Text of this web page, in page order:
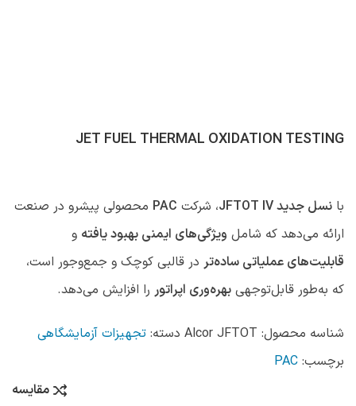
JET FUEL THERMAL OXIDATION TESTING
با نسل جدید JFTOT IV ، شرکت PAC محصولی پیشرو در صنعت
ارائه می‌دهد که شامل ویژگی‌های ایمنی بهبود یافته و
قابلیت‌های عملیاتی ساده‌تر در قالبی کوچک و جمع‌وجور است،
که به‌طور قابل‌توجهی بهره‌وری اپراتور را افزایش می‌دهد.
شناسه محصول: Alcor JFTOT دسته: تجهیزات آزمایشگاهی
برچسب: PAC
مقایسه